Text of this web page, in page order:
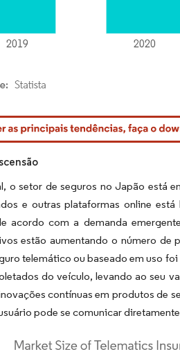
O reuso requer atribuição conforme CC BY 4.0.
o setor de seguros no Japão está
e outras plataformas online
acordo com a demanda
estão aumentando o número de
telemático ou baseado em uso
do veículo, levando ao seu
contínuas em produtos de
pode se comunicar